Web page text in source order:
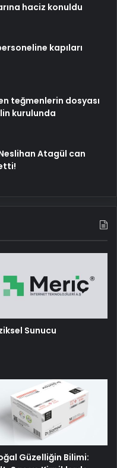
haciz konuldu
kapıları
teğmenlerin dosyası
kurulunda
Atagül can
Sunucu
Güzelliğin Bilimi: